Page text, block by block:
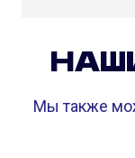
Мы также